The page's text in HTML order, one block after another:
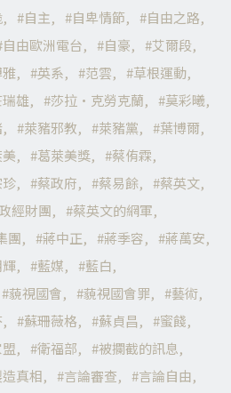
自主 自卑情節
自由之路
自由歐洲電台 自豪
艾爾段
英系 范雲
草根運動
雄 莎拉·克勞克蘭
莫彩曦
萊豬邪教 萊豬黨
葉博爾
葛萊美獎
蔡侑霖
蔡政府 蔡易餘
蔡英文
經財團
蔡英文的網軍
團 蔣中正 蔣季容
蔣萬安
藍媒
藍白
藐視國會 藐視國會罪
藝術
蘇珊薇格 蘇貞昌
蜜餞
衛福部
被攔截的訊息
真相 言論審查
言論自由